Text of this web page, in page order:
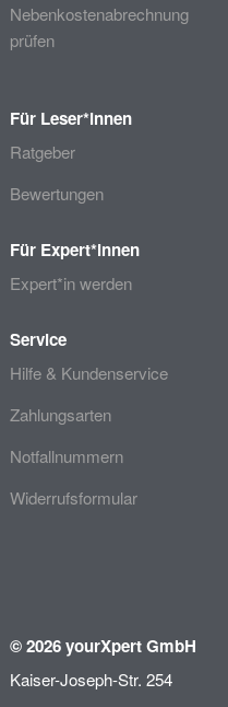
Nebenkostenabrechnung
prüfen
Für Leser*innen
Ratgeber
Bewertungen
Für Expert*innen
Expert*in werden
Service
Hilfe & Kundenservice
Zahlungsarten
Notfallnummern
Widerrufsformular
© 2026 yourXpert GmbH
Kaiser-Joseph-Str. 254